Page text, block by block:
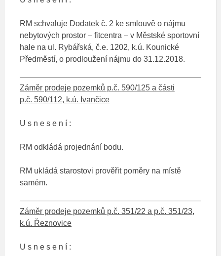
RM schvaluje Dodatek č. 2 ke smlouvě o nájmu
nebytových prostor – fitcentra – v Městské sportovní
hale na ul. Rybářská, č.e. 1202, k.ú. Kounické
Předměstí, o prodloužení nájmu do 31.12.2018.
Záměr prodeje pozemků p.č. 590/125 a části
p.č. 590/112, k.ú. Ivančice
U s n e s e n í :
RM odkládá projednání bodu.
RM ukládá starostovi prověřit poměry na místě
samém.
Záměr prodeje pozemků p.č. 351/22 a p.č. 351/23,
k.ú. Řeznovice
U s n e s e n í :